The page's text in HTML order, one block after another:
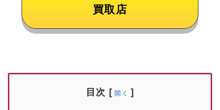
買取店
目次 [ 開く ]